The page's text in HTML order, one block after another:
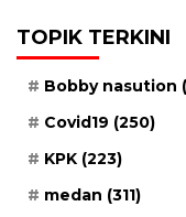
TOPIK TERKINI
Bobby nasution
Covid19 (250)
KPK (223)
medan (311)